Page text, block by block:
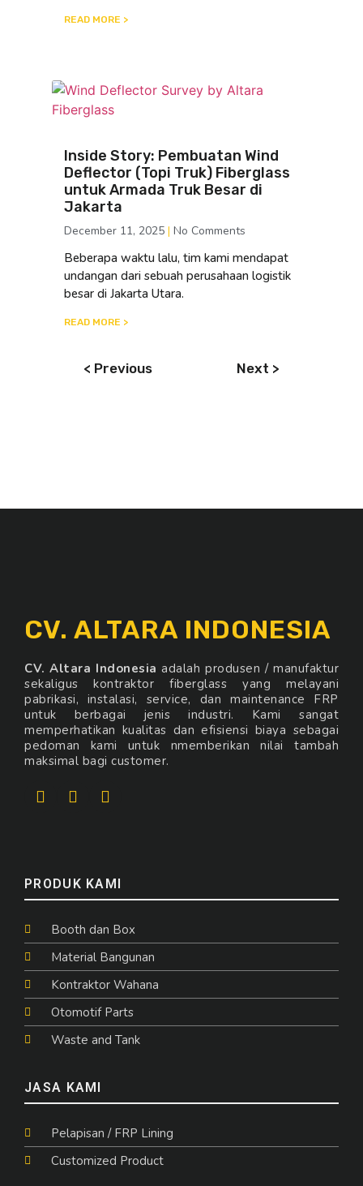
READ MORE >
Inside Story: Pembuatan Wind
Deflector (Topi Truk) Fiberglass
untuk Armada Truk Besar di
Jakarta
December 11, 2025 No Comments
Beberapa waktu lalu, tim kami mendapat
undangan dari sebuah perusahaan logistik
besar di Jakarta Utara.
READ MORE >
< Previous Next >
CV. ALTARA INDONESIA
CV. Altara Indonesia adalah produsen / manufaktur
sekaligus kontraktor fiberglass yang melayani
pabrikasi, instalasi, service, dan maintenance FRP
untuk berbagai jenis industri. Kami sangat
memperhatikan kualitas dan efisiensi biaya sebagai
pedoman kami untuk nmemberikan nilai tambah
maksimal bagi customer.
PRODUK KAMI
Booth dan Box
Material Bangunan
Kontraktor Wahana
Otomotif Parts
Waste and Tank
JASA KAMI
Pelapisan / FRP Lining
Customized Product